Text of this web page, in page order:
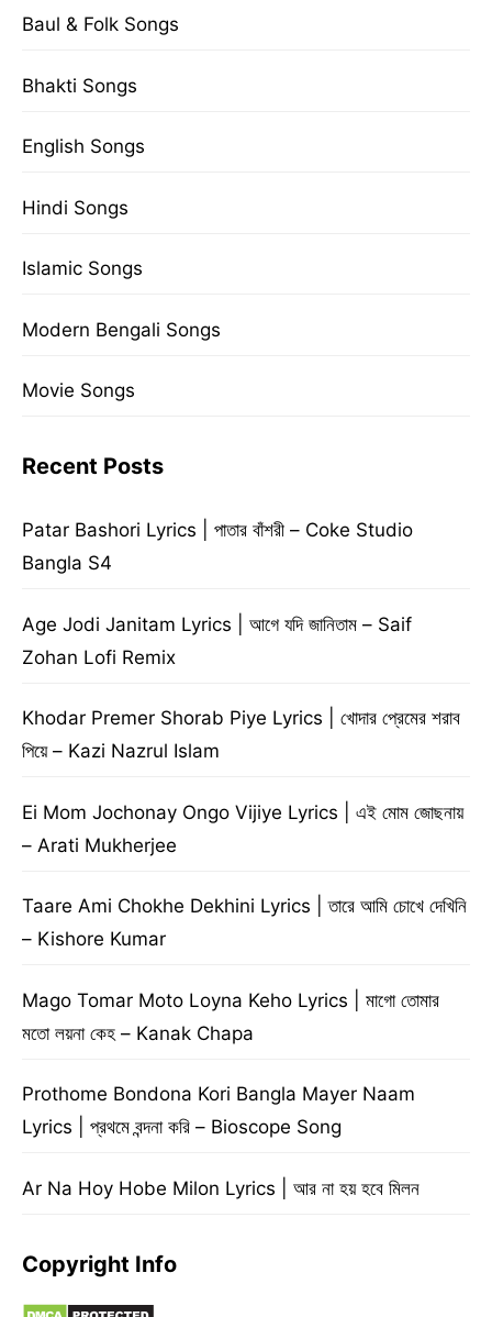
Baul & Folk Songs
Bhakti Songs
English Songs
Hindi Songs
Islamic Songs
Modern Bengali Songs
Movie Songs
Recent Posts
Patar Bashori Lyrics | পাতার বাঁশরী – Coke Studio
Bangla S4
Age Jodi Janitam Lyrics | আগে যদি জানিতাম – Saif
Zohan Lofi Remix
Khodar Premer Shorab Piye Lyrics | খোদার প্রেমের শরাব
পিয়ে – Kazi Nazrul Islam
Ei Mom Jochonay Ongo Vijiye Lyrics | এই মোম জোছনায়
– Arati Mukherjee
Taare Ami Chokhe Dekhini Lyrics | তারে আমি চোখে দেখিনি
– Kishore Kumar
Mago Tomar Moto Loyna Keho Lyrics | মাগো তোমার
মতো লয়না কেহ – Kanak Chapa
Prothome Bondona Kori Bangla Mayer Naam
Lyrics | প্রথমে বন্দনা করি – Bioscope Song
Ar Na Hoy Hobe Milon Lyrics | আর না হয় হবে মিলন
Copyright Info